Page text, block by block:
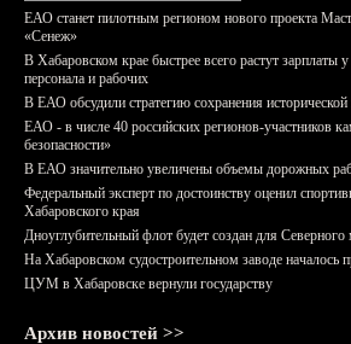
ЕАО станет пилотным регионом нового проекта
«Сенеж»
В Хабаровском крае быстрее всего растут зарплаты
персонала и рабочих
В ЕАО обсудили стратегию сохранения
ЕАО - в числе 40 российских регионов-участников
безопасности»
В ЕАО значительно увеличены объемы дорожных
Федеральный эксперт по достоинству оценил
Хабаровского края
Дноуглубительный флот будет создан для Северного
На Хабаровском судостроительном заводе началось
ЦУМ в Хабаровске вернули государству
Архив новостей >>